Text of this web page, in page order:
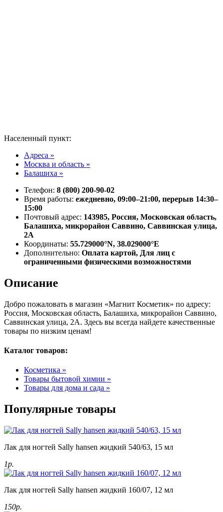
Населенный пункт:
Адреса »
Москва и область »
Балашиха »
Телефон: 8 (800) 200-90-02
Время работы: ежедневно, 09:00–21:00, перерыв 14:30–
15:00
Почтовый адрес: 143985, Россия, Московская область,
Балашиха, микрорайон Саввино, Саввинская улица,
2А
Координаты: 55.729000°N, 38.029000°E
Дополнительно: Оплата картой, Для лиц с
ограниченными физическими возможностями
Описание
Добро пожаловать в магазин «Магнит Косметик» по адресу:
Россия, Московская область, Балашиха, микрорайон Саввино,
Саввинская улица, 2А. Здесь вы всегда найдете качественные
товары по низким ценам!
Каталог товаров:
Косметика »
Товары бытовой химии »
Товары для дома и сада »
Популярные товары
Лак для ногтей Sally hansen жидкий 540/63, 15 мл
1р.
Лак для ногтей Sally hansen жидкий 160/07, 12 мл
150р.